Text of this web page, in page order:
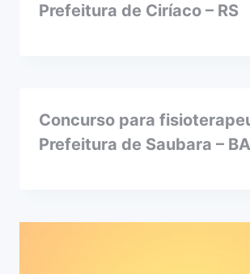
Prefeitura de Ciríaco – RS
Concurso para
Prefeitura de Saubara – BA